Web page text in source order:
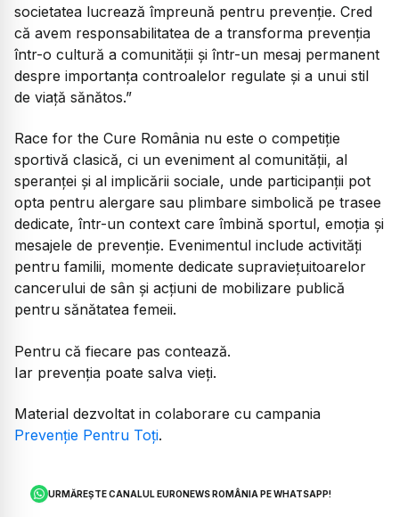
societatea lucrează împreună pentru prevenție. Cred
că avem responsabilitatea de a transforma prevenția
într-o cultură a comunității și într-un mesaj permanent
despre importanța controalelor regulate și a unui stil
de viață sănătos.”
Race for the Cure România nu este o competiție
sportivă clasică, ci un eveniment al comunității, al
speranței și al implicării sociale, unde participanții pot
opta pentru alergare sau plimbare simbolică pe trasee
dedicate, într-un context care îmbină sportul, emoția și
mesajele de prevenție. Evenimentul include activități
pentru familii, momente dedicate supraviețuitoarelor
cancerului de sân și acțiuni de mobilizare publică
pentru sănătatea femeii.
Pentru că fiecare pas contează.
Iar prevenția poate salva vieți.
Material dezvoltat in colaborare cu campania
Prevenție Pentru Toți.
URMĂREȘTE CANALUL EURONEWS ROMÂNIA PE WHATSAPP!